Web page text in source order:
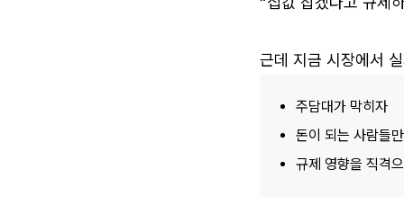
개인회생자대출
근데 지금 시장에서
주담대가 막히자
돈이 되는 사람들
규제 영향을 직격